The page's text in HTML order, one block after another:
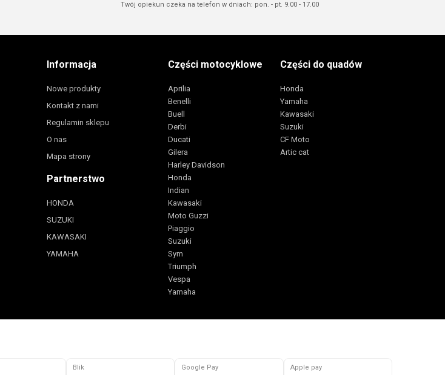
Twój opiekun czeka na telefon w dniach: pon. - pt. 9.00 - 17.00
Informacja
Nowe produkty
Kontakt z nami
Regulamin sklepu
O nas
Mapa strony
Partnerstwo
HONDA
SUZUKI
KAWASAKI
YAMAHA
Części motocyklowe
Aprilia
Benelli
Buell
Derbi
Ducati
Gilera
Harley Davidson
Honda
Indian
Kawasaki
Moto Guzzi
Piaggio
Suzuki
Sym
Triumph
Vespa
Yamaha
Części do quadów
Honda
Yamaha
Kawasaki
Suzuki
CF Moto
Artic cat
Blik Google Pay Apple pay